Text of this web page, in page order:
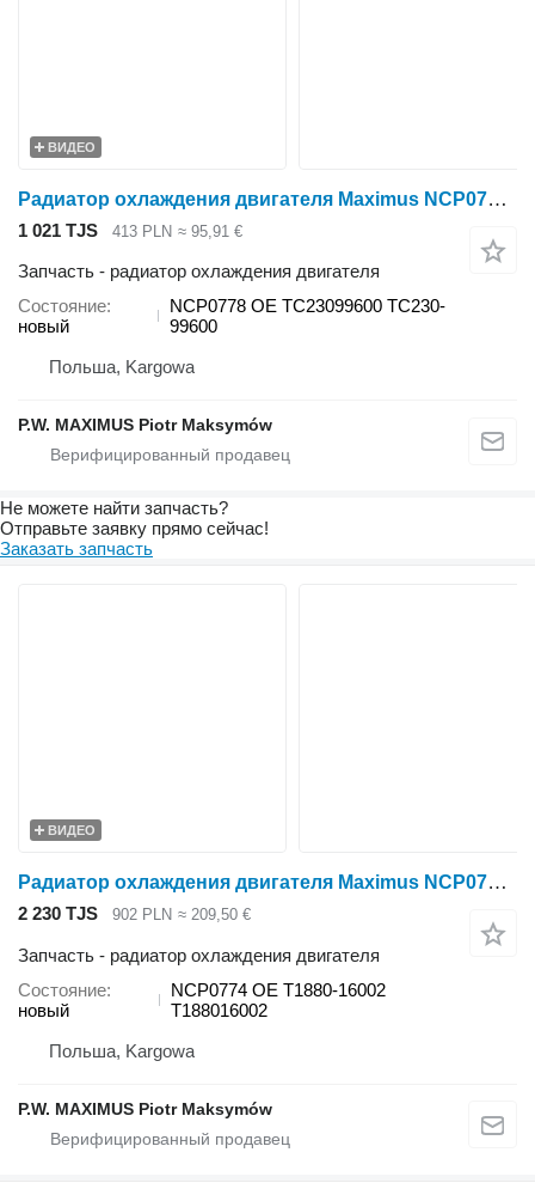
ВИДЕО
Радиатор охлаждения двигателя Maximus NCP0778 для минитрактора Kubota L4400
1 021 TJS 413 PLN ≈ 95,91 €
Запчасть - радиатор охлаждения двигателя
Состояние
новый
NCP0778 OE TC23099600 TC230-
99600
Польша, Kargowa
P.W. MAXIMUS Piotr Maksymów
Не можете найти запчасть?
Отправьте заявку прямо сейчас!
Заказать запчасть
ВИДЕО
Радиатор охлаждения двигателя Maximus NCP0774 для минитрактора Kubota L3240
2 230 TJS 902 PLN ≈ 209,50 €
Запчасть - радиатор охлаждения двигателя
Состояние
новый
NCP0774 OE T1880-16002
T188016002
Польша, Kargowa
P.W. MAXIMUS Piotr Maksymów